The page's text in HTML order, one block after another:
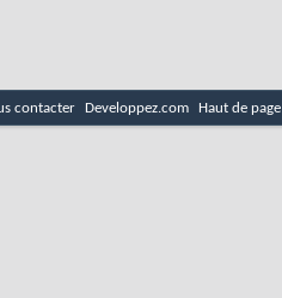
contacter Developpez.com Haut de page